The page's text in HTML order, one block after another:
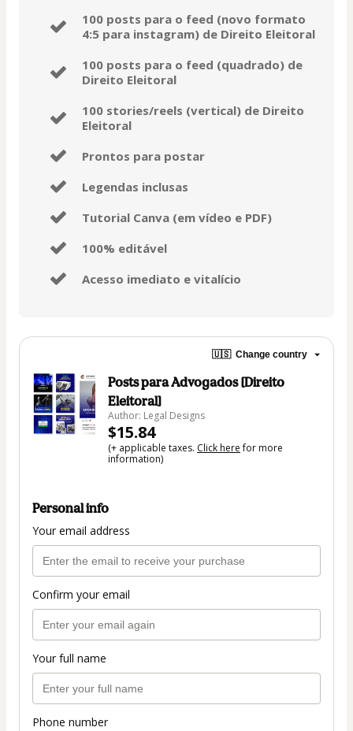
100 posts para o feed (novo formato
4:5 para instagram) de Direito Eleitoral
100 posts para o feed (quadrado) de
Direito Eleitoral
100 stories/reels (vertical) de Direito
Eleitoral
Prontos para postar
Legendas inclusas
Tutorial Canva (em vídeo e PDF)
100% editável
Acesso imediato e vitalício
🇺🇸 Change country
Posts para Advogados [Direito
Eleitoral]
Author: Legal Designs
$15.84
(+ applicable taxes. Click herefor more
information)
Personal info
Your email address
Confirm your email
Your full name
Phone number